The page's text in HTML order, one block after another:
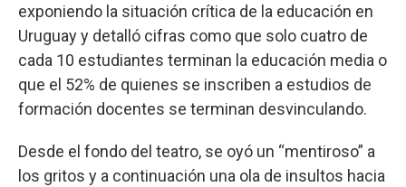
exponiendo la situación crítica de la educación en
Uruguay y detalló cifras como que solo cuatro de
cada 10 estudiantes terminan la educación media o
que el 52% de quienes se inscriben a estudios de
formación docentes se terminan desvinculando.
Desde el fondo del teatro, se oyó un “mentiroso” a
los gritos y a continuación una ola de insultos hacia